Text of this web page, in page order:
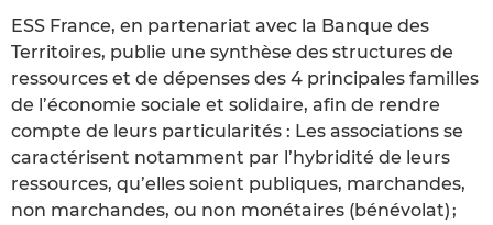
ESS France, en partenariat avec la Banque des
Territoires, publie une synthèse des structures de
ressources et de dépenses des 4 principales familles
de l’économie sociale et solidaire, afin de rendre
compte de leurs particularités : Les associations se
caractérisent notamment par l’hybridité de leurs
ressources, qu’elles soient publiques, marchandes,
non marchandes, ou non monétaires (bénévolat) ;